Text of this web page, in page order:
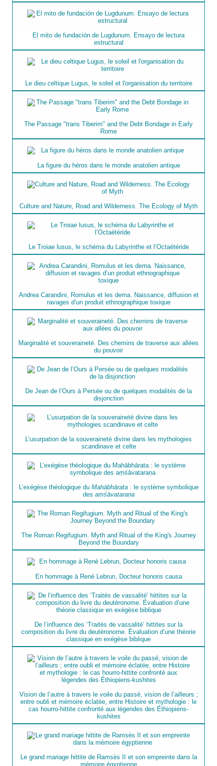
El mito de fundación de Lugdunum. Ensayo de lectura
estructural
Le dieu celtique Lugus, le soleil et l'organisation du territoire
The Passage "trans Tiberim" and the Debt Bondage in Early
Rome
La figure du héros dans le monde anatolien antique
Culture and Nature, Road and Wilderness. The Ecology of Myth
Le Troiae lusus, le schéma du Labyrinthe et l’Octaétéride
Andrea Carandini, Romulus et les dema. Naissance, diffusion et
ravages d’un produit ethnographique toxique
Marginalité et souveraineté. Des chemins de traverse aux allées
du pouvoir
De Jean de l’Ours à Persée ou de quelques modalités de la
disjonction
L’usurpation de la souveraineté divine dans les mythologies
scandinave et celte
L’exégèse théologique du Mahābhārata: le système symbolique
des aṃśāvataraṇa
The Roman Regifugium. Myth and Ritual of the King's Journey
Beyond the Boundary
En hommage à René Lebrun, Docteur honoris causa
De l’influence des ‘Traités de vassalité’ hittites sur la
composition du livre du deutéronome. Évaluation d’une théorie
classique en exégèse biblique
Vision de l’autre à travers le voile du passé, vision de l’ailleurs ;
entre oubli et mémoire éclatée, entre Histoire et mythologie : le
cas hourro-hittite confronté aux légendes des Éthiopiens-
kushites
Le grand mariage hittite de Ramsès II et son empreinte dans la
mémoire égyptienne